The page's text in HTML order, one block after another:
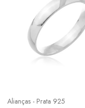
Alianças - Prata 925